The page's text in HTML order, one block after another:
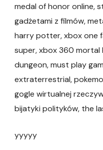
medal of honor online,
gadżetami z filmów,
harry potter, xbox one
super, xbox 360 mortal
dungeon, must play
extraterrestrial,
gogle wirtualnej
bijatyki polityków, the
yyyyy